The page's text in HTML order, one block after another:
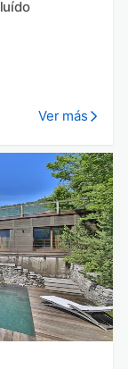
Ver más